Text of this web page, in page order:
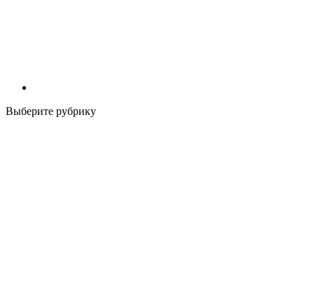
Выберите рубрику